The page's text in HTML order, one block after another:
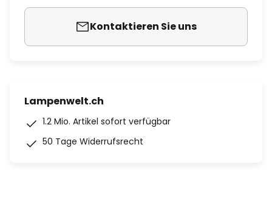
Kontaktieren Sie uns
Lampenwelt.ch
1.2 Mio. Artikel sofort verfügbar
50 Tage Widerrufsrecht